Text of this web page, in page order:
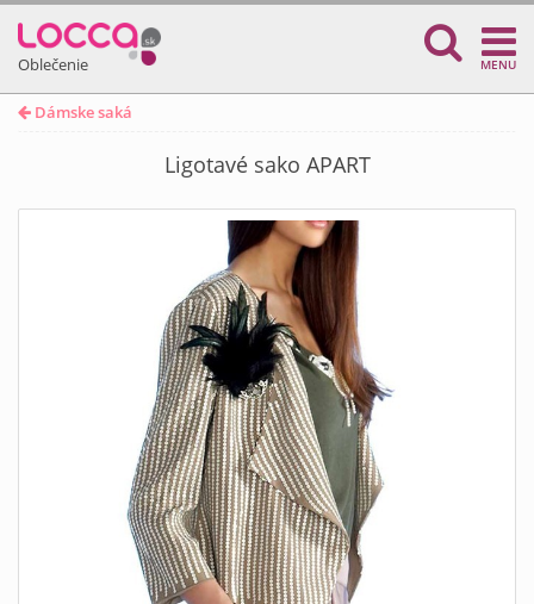
Oblečenie MENU
Dámske saká
Ligotavé sako APART